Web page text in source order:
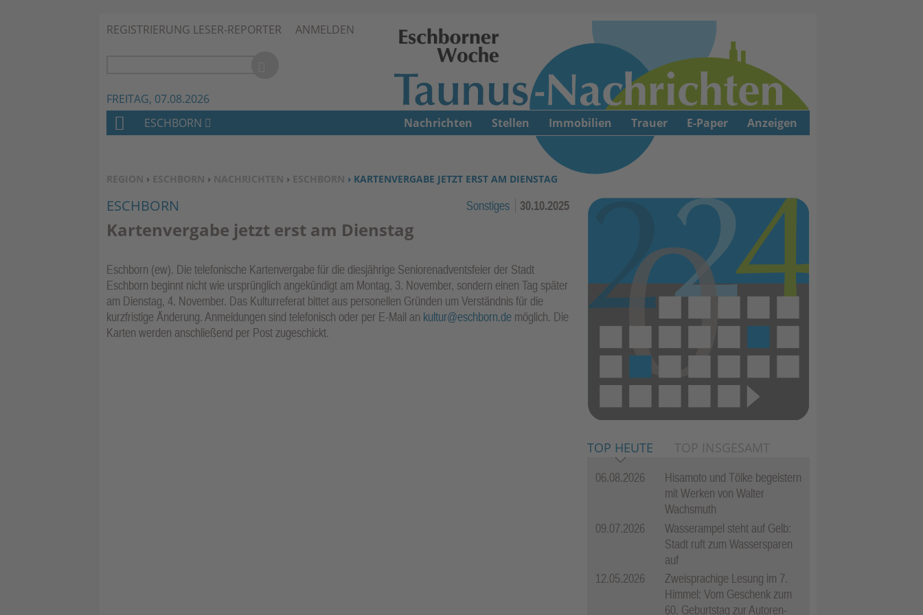
Zum Inhalt springen ↓
REGISTRIERUNG LESER-REPORTER ANMELDEN
FREITAG, 07.08.2026
SIE BEFINDEN SICH HIER:
REGION › ESCHBORN › NACHRICHTEN › ESCHBORN › KARTENVERGABE JETZT ERST AM DIENSTAG
ESCHBORN Sonstiges 30.10.2025
Kartenvergabe jetzt erst am Dienstag
Eschborn (ew). Die telefonische Kartenvergabe für die diesjährige Seniorenadventsfeier der Stadt
Eschborn beginnt nicht wie ursprünglich angekündigt am Montag, 3. November, sondern einen Tag später
am Dienstag, 4. November. Das Kulturreferat bittet aus personellen Gründen um Verständnis für die
kurzfristige Änderung. Anmeldungen sind telefonisch oder per E-Mail an kultur@eschborn.de möglich. Die
Karten werden anschließend per Post zugeschickt.
TOP HEUTE TOP INSGESAMT
06.08.2026
Hisamoto und Tölke begeistern
mit Werken von Walter
Wachsmuth
09.07.2026
Wasserampel steht auf Gelb:
Stadt ruft zum Wassersparen
auf
12.05.2026
Zweisprachige Lesung im 7.
Himmel: Vom Geschenk zum
60. Geburtstag zur Autoren-
H
M
E
ESCHBORN Nachrichten Stellen Immobilien Trauer E-Paper Anzeigen